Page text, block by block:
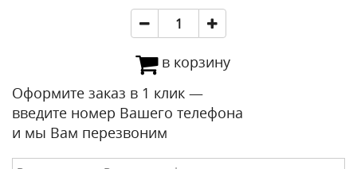
в корзину
Оформите заказ в 1 клик —
введите номер Вашего телефона
и мы Вам перезвоним